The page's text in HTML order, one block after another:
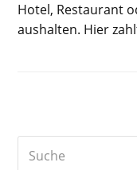
Hotel, Restaurant
aushalten. Hier